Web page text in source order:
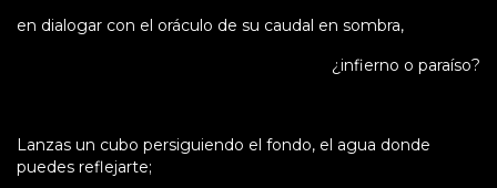
en dialogar con el oráculo de su caudal en sombra,
¿infierno o paraíso?
Lanzas un cubo persiguiendo el fondo, el agua donde
puedes reflejarte;